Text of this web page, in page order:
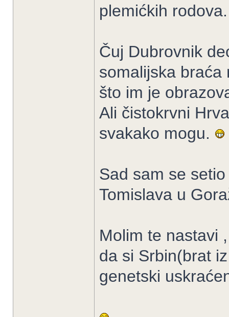
plemićkih rodova.
Čuj Dubrovnik
somalijska braća
što im je
Ali čistokrvni
svakako mogu.
Sad sam se
Tomislava u
Molim te nastavi
da si Srbin(brat
genetski